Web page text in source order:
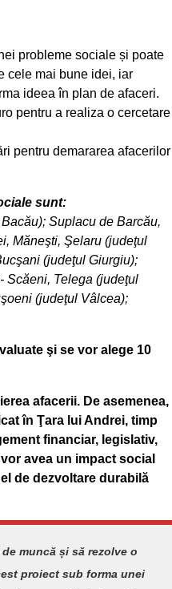
probleme sociale și poate
cele mai bune idei, iar
ideea în plan de afaceri.
pentru a realiza o cercetare
pentru demararea afacerilor
sunt:
Suplacu de Barcău,
Măneşti, Şelaru (judeţul
(judeţul Giurgiu);
Scăeni, Telega (judeţul
(judeţul Vâlcea);
şi se vor alege 10
afacerii. De asemenea,
în Ţara lui Andrei, timp
financiar, legislativ,
avea un impact social
de dezvoltare durabilă
muncă și să rezolve o
proiect sub forma unei